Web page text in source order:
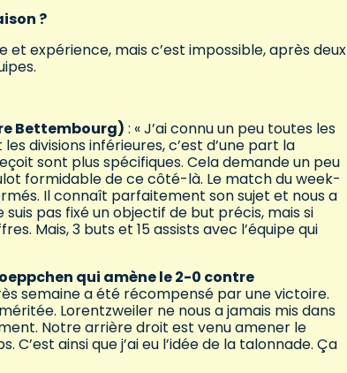
?
expérience, mais c’est impossible, après deux
Bettembourg) : « J’ai connu un peu toutes les
divisions inférieures, c’est d’une part la
sont plus spécifiques. Cela demande un peu
formidable de ce côté-là. Le match du week-
Il connaît parfaitement son sujet et nous a
pas fixé un objectif de but précis, mais si
Mais, 3 buts et 15 assists avec l’équipe qui
qui amène le 2-0 contre
semaine a été récompensé par une victoire.
Lorentzweiler ne nous a jamais mis dans
Notre arrière droit est venu amener le
ainsi que j’ai eu l’idée de la talonnade. Ça